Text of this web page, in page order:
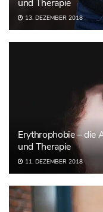
und Therapie
13. DEZEMBER 2018
Erythrophobie – die
und Therapie
11. DEZEMBER 2018